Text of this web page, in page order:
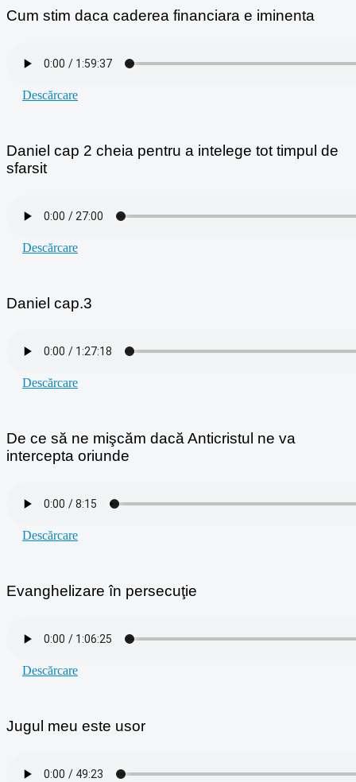
Cum stim daca caderea financiara e iminenta
Descărcare
Daniel cap 2 cheia pentru a intelege tot timpul de
sfarsit
Descărcare
Daniel cap.3
Descărcare
De ce să ne mişcăm dacă Anticristul ne va
intercepta oriunde
Descărcare
Evanghelizare în persecuţie
Descărcare
Jugul meu este usor